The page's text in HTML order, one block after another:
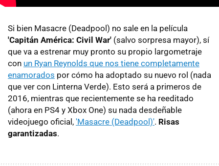
Si bien Masacre (Deadpool) no sale en la película
'Capitán América: Civil War' (salvo sorpresa mayor), sí
que va a estrenar muy pronto su propio largometraje
con un Ryan Reynolds que nos tiene completamente
enamorados por cómo ha adoptado su nuevo rol (nada
que ver con Linterna Verde). Esto será a primeros de
2016, mientras que recientemente se ha reeditado
(ahora en PS4 y Xbox One) su nada desdeñable
videojuego oficial, 'Masacre (Deadpool)'. Risas
garantizadas.